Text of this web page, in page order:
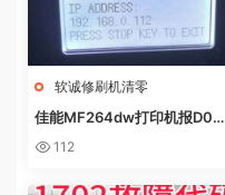
软诚修刷机清零
佳能MF264dw打印机报D0W
NL0AD MODE快速解决方法
112